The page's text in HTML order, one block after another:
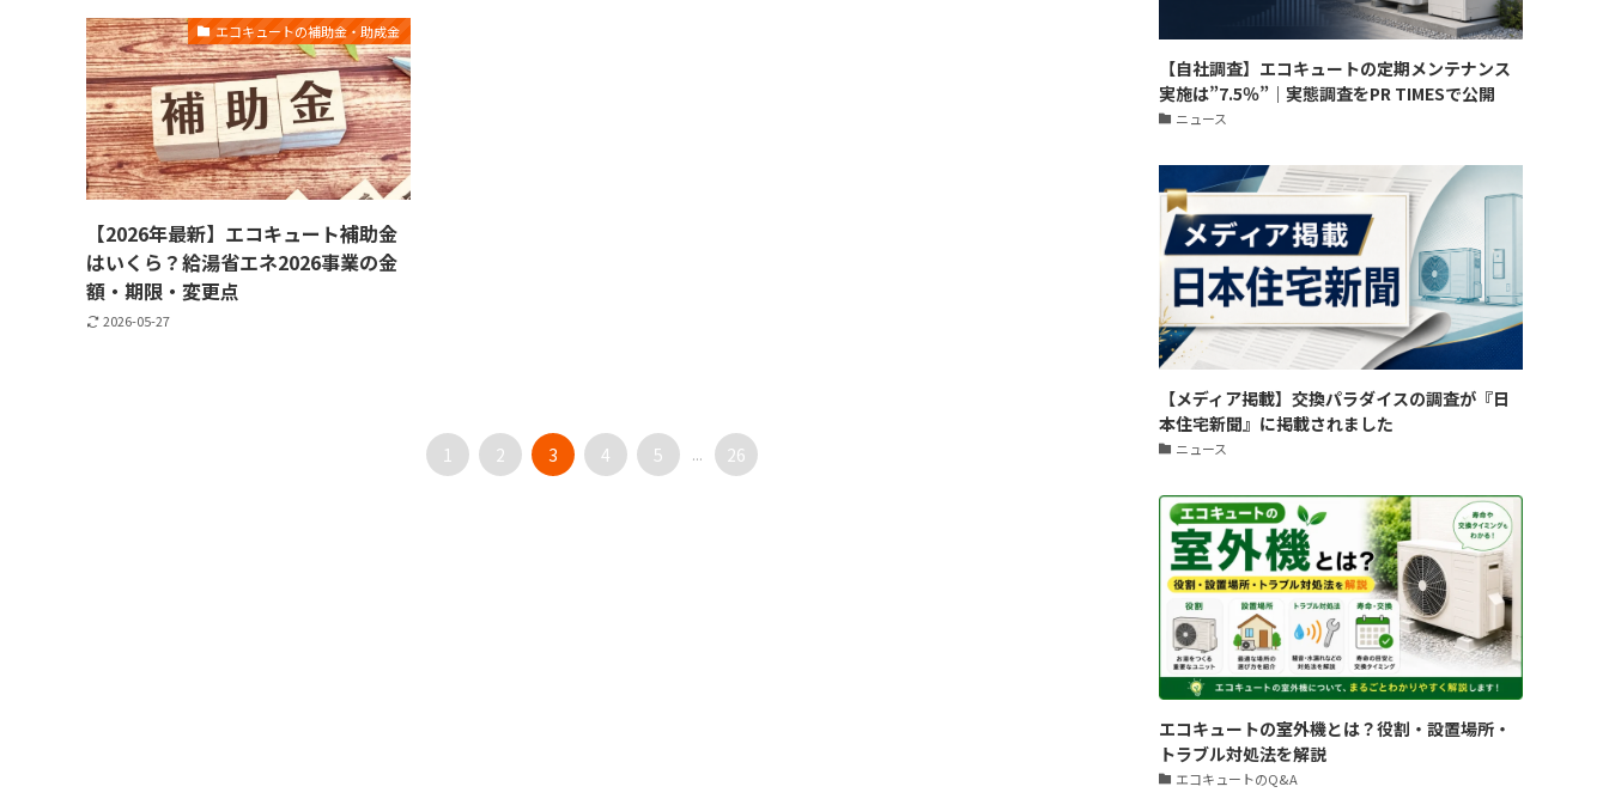
エコキュートの補助金・助成金
【2026年最新】エコキュート補助金
はいくら？給湯省エネ2026事業の金
額・期限・変更点
2026-05-27
1 2 3 4 5 ... 26
【自社調査】エコキュートの定期メンテナンス
実施は”7.5％”｜実態調査をPR TIMESで公開
ニュース
【メディア掲載】交換パラダイスの調査が『日
本住宅新聞』に掲載されました
ニュース
エコキュートの室外機とは？役割・設置場所・
トラブル対処法を解説
エコキュートのQ&A